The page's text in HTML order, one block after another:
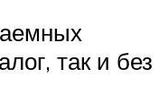
так и без